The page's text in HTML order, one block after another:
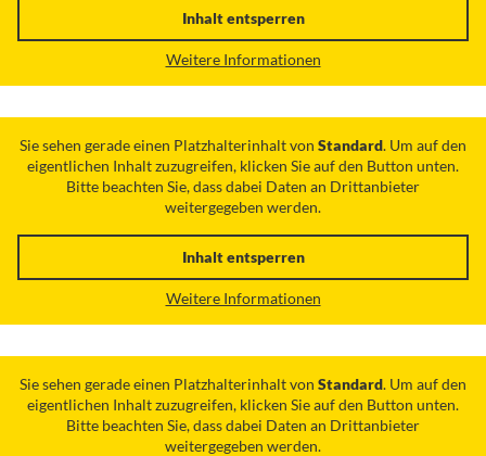
Inhalt entsperren
Weitere Informationen
Sie sehen gerade einen Platzhalterinhalt von Standard. Um auf den
eigentlichen Inhalt zuzugreifen, klicken Sie auf den Button unten.
Bitte beachten Sie, dass dabei Daten an Drittanbieter
weitergegeben werden.
Inhalt entsperren
Weitere Informationen
Sie sehen gerade einen Platzhalterinhalt von Standard. Um auf den
eigentlichen Inhalt zuzugreifen, klicken Sie auf den Button unten.
Bitte beachten Sie, dass dabei Daten an Drittanbieter
weitergegeben werden.